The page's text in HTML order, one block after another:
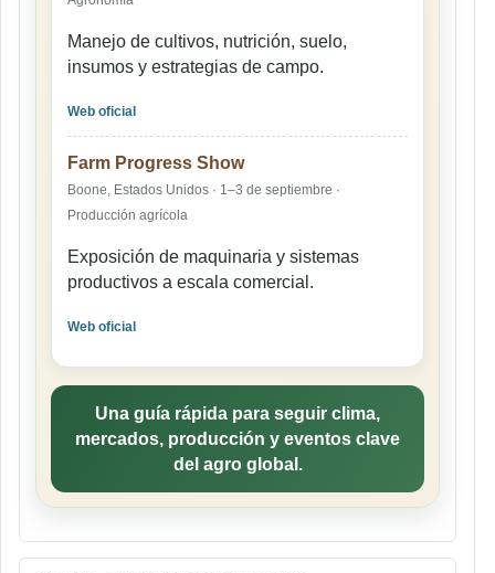
Manejo de cultivos, nutrición, suelo,
insumos y estrategias de campo.
Web oficial
Farm Progress Show
Boone, Estados Unidos · 1–3 de septiembre ·
Producción agrícola
Exposición de maquinaria y sistemas
productivos a escala comercial.
Web oficial
Una guía rápida para seguir clima,
mercados, producción y eventos clave
del agro global.